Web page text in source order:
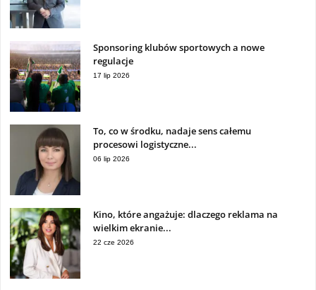
Sponsoring klubów sportowych a nowe
regulacje
17 lip 2026
To, co w środku, nadaje sens całemu
procesowi logistyczne...
06 lip 2026
Kino, które angażuje: dlaczego reklama na
wielkim ekranie...
22 cze 2026